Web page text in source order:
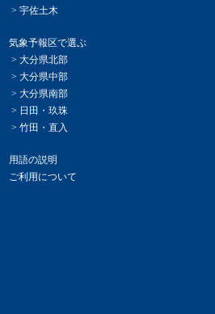
> 宇佐土木
気象予報区で選ぶ
> 大分県北部
> 大分県中部
> 大分県南部
> 日田・玖珠
> 竹田・直入
用語の説明
ご利用について